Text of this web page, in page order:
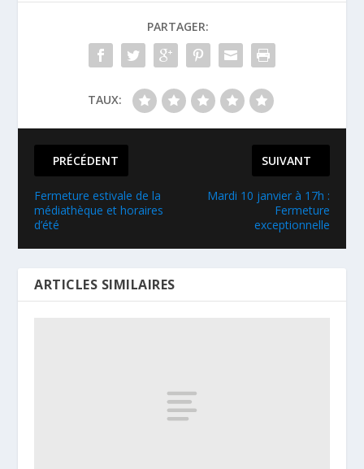
PARTAGER:
TAUX:
PRÉCÉDENT
Fermeture estivale de la
médiathèque et horaires
d’été
SUIVANT
Mardi 10 janvier à 17h :
Fermeture
exceptionnelle
ARTICLES SIMILAIRES